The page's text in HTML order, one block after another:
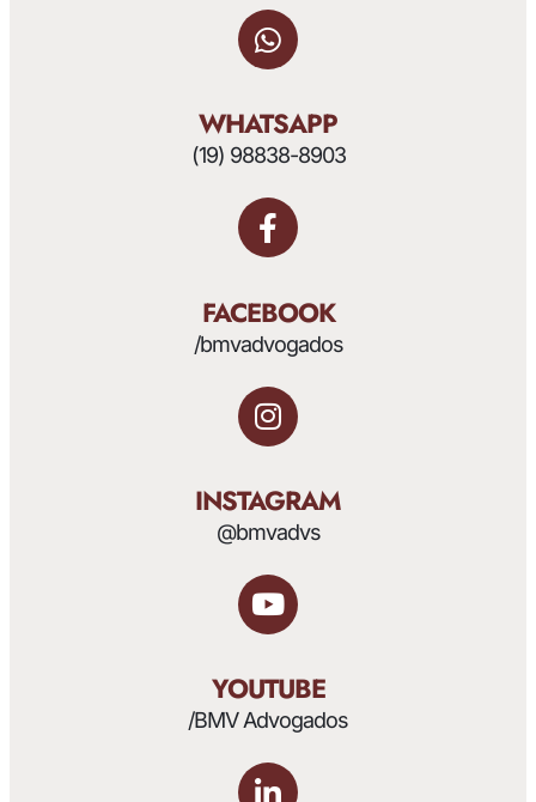
WHATSAPP
(19) 98838-8903
FACEBOOK
/bmvadvogados
INSTAGRAM
@bmvadvs
YOUTUBE
/BMV Advogados